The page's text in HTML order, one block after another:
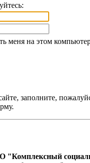
меня на этом
заполните,
"Комплексный